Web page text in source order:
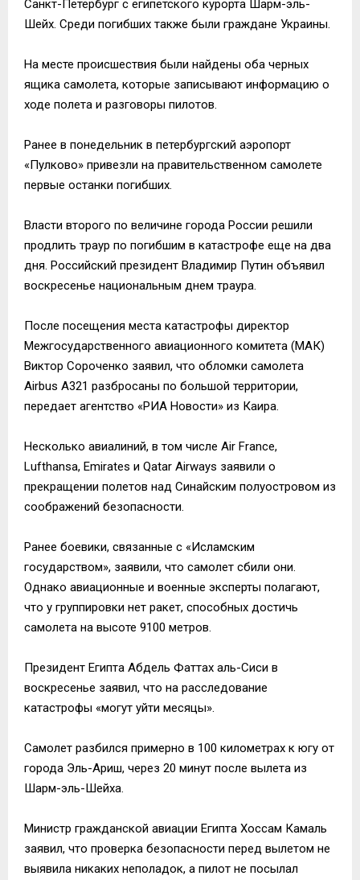
Санкт-Петербург с египетского курорта Шарм-эль-
Шейх. Среди погибших также были граждане Украины.
На месте происшествия были найдены оба черных
ящика самолета, которые записывают информацию о
ходе полета и разговоры пилотов.
Ранее в понедельник в петербургский аэропорт
«Пулково» привезли на правительственном самолете
первые останки погибших.
Власти второго по величине города России решили
продлить траур по погибшим в катастрофе еще на два
дня. Российский президент Владимир Путин объявил
воскресенье национальным днем траура.
После посещения места катастрофы директор
Межгосударственного авиационного комитета (МАК)
Виктор Сороченко заявил, что обломки самолета
Airbus A321 разбросаны по большой территории,
передает агентство «РИА Новости» из Каира.
Несколько авиалиний, в том числе Air France,
Lufthansa, Emirates и Qatar Airways заявили о
прекращении полетов над Синайским полуостровом из
соображений безопасности.
Ранее боевики, связанные с «Исламским
государством», заявили, что самолет сбили они.
Однако авиационные и военные эксперты полагают,
что у группировки нет ракет, способных достичь
самолета на высоте 9100 метров.
Президент Египта Абдель Фаттах аль-Сиси в
воскресенье заявил, что на расследование
катастрофы «могут уйти месяцы».
Самолет разбился примерно в 100 километрах к югу от
города Эль-Ариш, через 20 минут после вылета из
Шарм-эль-Шейха.
Министр гражданской авиации Египта Хоссам Камаль
заявил, что проверка безопасности перед вылетом не
выявила никаких неполадок, а пилот не посылал